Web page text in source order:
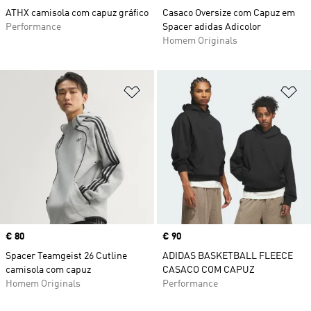
ATHX camisola com capuz gráfico
Performance
Casaco Oversize com Capuz em
Spacer adidas Adicolor
Homem Originals
Adicionar à Lista de Desejos
Price
€ 80
Spacer Teamgeist 26 Cutline
camisola com capuz
Homem Originals
Price
€ 90
ADIDAS BASKETBALL FLEECE
CASACO COM CAPUZ
Performance